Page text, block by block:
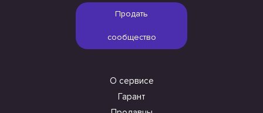
Продать
сообщество
О сервисе
Гарант